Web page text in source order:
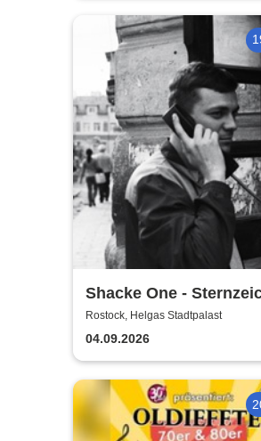
Shacke One -
Boss Tour
Rostock, Helgas Stadtpalast
04.09.2026